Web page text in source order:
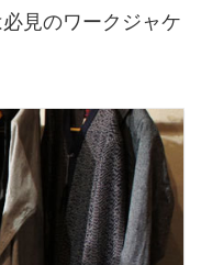
見のワークジャケ